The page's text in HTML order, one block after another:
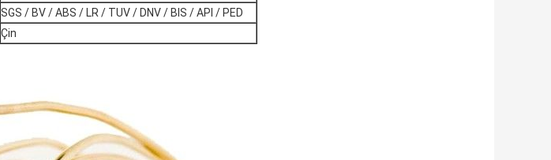
SGS / BV / ABS / LR / TUV / DNV / BIS / API / PED
Çin